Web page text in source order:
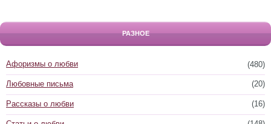
РАЗНОЕ
(480)
Афоризмы о любви
(20)
Любовные письма
(16)
Рассказы о любви